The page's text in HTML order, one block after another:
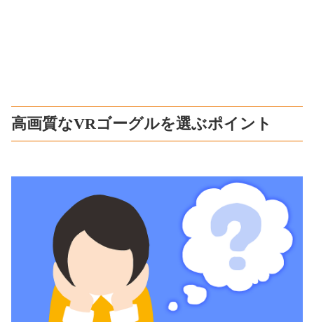
高画質なVRゴーグルを選ぶポイント